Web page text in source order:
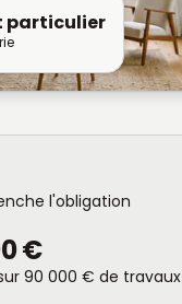
particulier
l'obligation
€
90 000 € de travaux